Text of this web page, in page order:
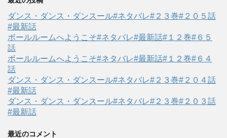
ダンス・ダンス・ダンスール#ネタバレ#２３巻#２０５話
#最新話
ボールルームへようこそ#ネタバレ#最新話#１２巻#６５
話
ボールルームへようこそ#ネタバレ#最新話#１２巻#６４
話
ダンス・ダンス・ダンスール#ネタバレ#２３巻#２０４話
#最新話
ダンス・ダンス・ダンスール#ネタバレ#２３巻#２０３話
#最新話
最近のコメント